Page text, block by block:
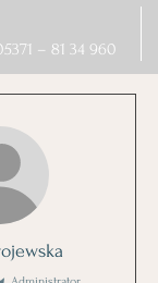
– 81 34 960